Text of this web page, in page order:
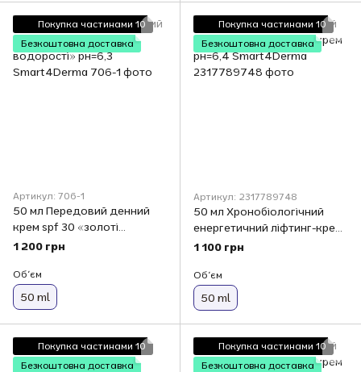
Покупка частинами 10
Безкоштовна доставка
Артикул: 706-1
50 мл Передовий денний
крем spf 30 «золоті
водорості» рн=6,3
1 200 грн
Обʼєм
50 ml
Покупка частинами 10
Безкоштовна доставка
Артикул: 2317789748
50 мл Хронобіологічний
енергетичний ліфтинг-крем
рн=6,4 Smart4Derma
1 100 грн
Обʼєм
50 ml
Покупка частинами 10
Безкоштовна доставка
Покупка частинами 10
Безкоштовна доставка